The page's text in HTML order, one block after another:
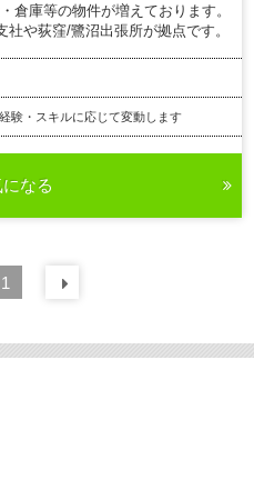
倉庫等の物件が増えております。
や荻窪/鷺沼出張所が拠点です。
験・スキルに応じて変動します
なる
前の 件
1